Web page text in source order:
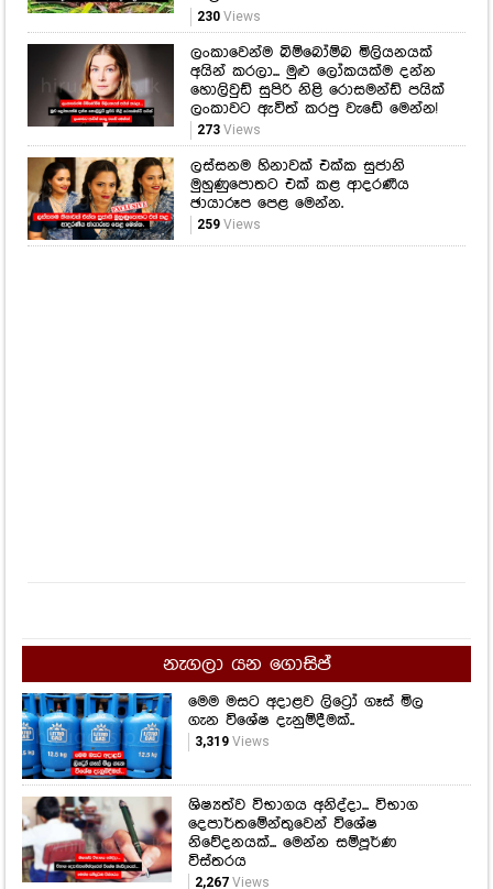
230Views
ලංකාවෙන්ම බිම්බෝම්බ මිලියනයක්
අයින් කරලා... මුළු ලෝකයක්ම දන්න
හොලිවුඩ් සුපිරි නිළි රොසමන්ඩ් පයික්
ලංකාවට ඇවිත් කරපු වැඩේ මෙන්න!
273Views
ලස්සනම හිනාවක් එක්ක සුජානි
මුහුණුපොතට එක් කළ ආදරණීය
ඡායාරූප පෙළ මෙන්න.
259Views
නැගලා යන ගොසිප්
මෙම මසට අදාළව ලිට්‍රෝ ගෑස් මිල
ගැන විශේෂ දැනුම්දීමක්..
3,319Views
ශිෂ්‍යත්ව විභාගය අනිද්දා... විභාග
දෙපාර්තමේන්තුවෙන් විශේෂ
නිවේදනයක්... මෙන්න සම්පූර්ණ
විස්තරය
2,267Views